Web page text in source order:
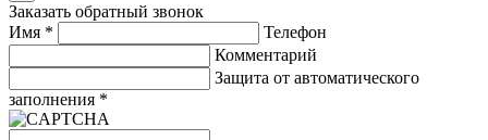
Заказать обратный звонок
Имя *
Телефон
Комментарий
Защита от автоматического
заполнения *